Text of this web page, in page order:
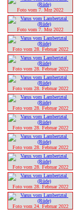
Foto vom 7. Mrz 2022
Foto vom 7. Mrz 2022
Foto vom 28. Februar 2022
Foto vom 28. Februar 2022
Foto vom 28. Februar 2022
Foto vom 28. Februar 2022
Foto vom 28. Februar 2022
Foto vom 28. Februar 2022
Foto vom 28. Februar 2022
Foto vom 28. Februar 2022
Foto vom 24. Februar 2022